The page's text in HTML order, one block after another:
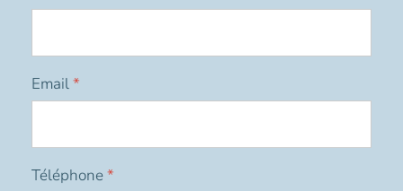
Email*
Téléphone*